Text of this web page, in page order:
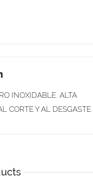
INOXIDABLE. ALTA
CORTE Y AL DESGASTE.